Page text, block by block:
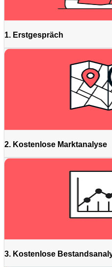
1. Erstgespräch
2. Kostenlose Marktanalyse
3. Kostenlose